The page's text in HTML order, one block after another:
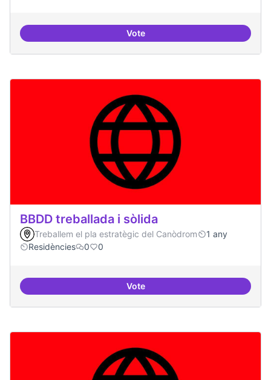
VoteConsolidació d'eixos clau
BBDD treballada i sòlida
Treballem el pla estratègic del Canòdrom
1 any
Residències
0 0
VoteBBDD treballada i sòlida